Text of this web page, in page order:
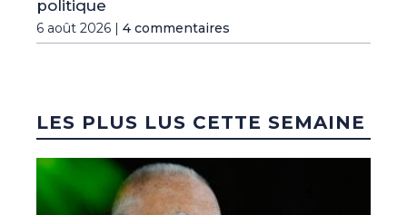
politique
6 août 2026 | 4 commentaires
LES PLUS LUS CETTE SEMAINE